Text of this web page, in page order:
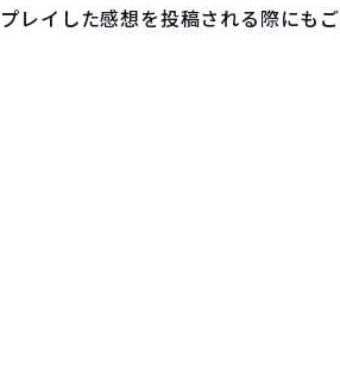
イした感想を投稿される際にもご